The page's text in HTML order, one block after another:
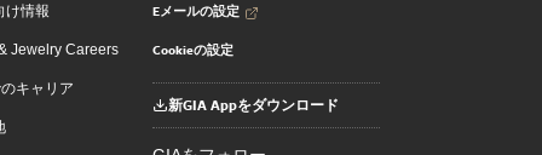
け情報
Jewelry Careers
キャリア
Eメールの設定
Cookieの設定
新GIA Appをダウンロード